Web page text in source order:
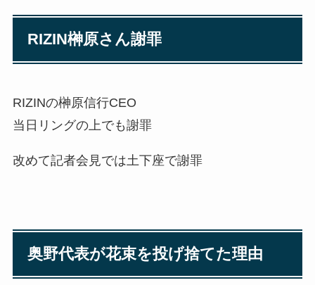
RIZIN榊原さん謝罪
RIZINの榊原信行CEO
当日リングの上でも謝罪
改めて記者会見では土下座で謝罪
奥野代表が花束を投げ捨てた理由